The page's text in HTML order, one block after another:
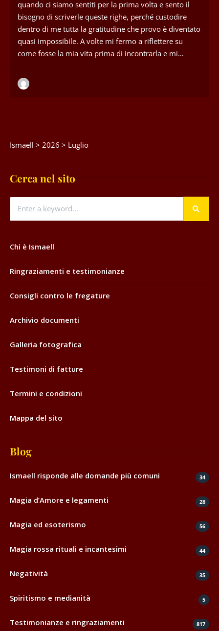
quando ci siamo sentiti per la prima volta e sento il
bisogno di scriverle queste righe, perché custodire
dentro di me tutta la gratitudine che provo è diventato
quasi impossibile. A volte mi fermo a riflettere su
come fosse la mia vita prima di incontrarla e mi…
Ismaell > 2026 > Luglio
Cerca nel sito
Chi è Ismaell
Ringraziamenti e testimonianze
Consigli contro le fregature
Archivio documenti
Galleria fotografica
Testimoni di fatture
Termini e condizioni
Mappa del sito
Blog
Ismaell risponde alle domande più comuni 34
Magia d’Amore e legamenti 28
Magia ed esoterismo 56
Magia rossa rituali e incantesimi 44
Negatività 35
Spiritismo e medianità 5
Testimonianze e ringraziamenti 817